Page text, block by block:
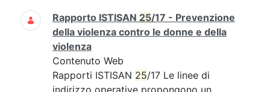
Rapporto ISTISAN 25/17 - Prevenzione
della violenza contro le donne e della
violenza
Contenuto Web
Rapporti ISTISAN 25/17 Le linee di
indirizzo operative propongono un